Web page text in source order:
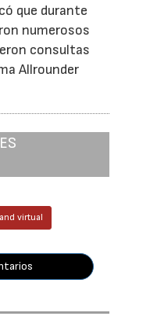
que durante
numerosos
consultas
Allrounder
virtual